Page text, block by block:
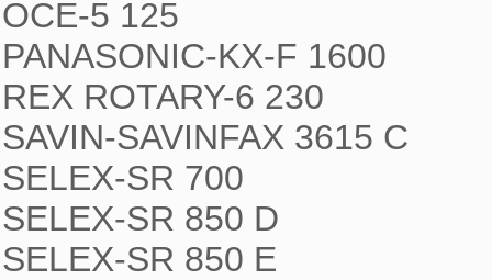
OCE-5 125
PANASONIC-KX-F 1600
REX ROTARY-6 230
SAVIN-SAVINFAX 3615 C
SELEX-SR 700
SELEX-SR 850 D
SELEX-SR 850 E